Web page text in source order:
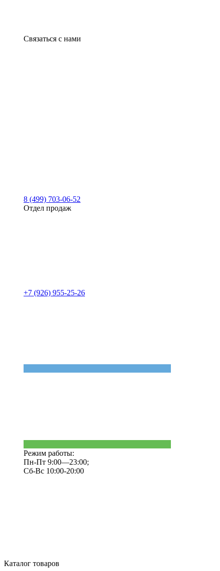
Связаться с нами
8 (499) 703-06-52
Отдел продаж
+7 (926) 955-25-26
Режим работы:
Пн-Пт 9:00—23:00;
Сб-Вс 10:00-20:00
Каталог товаров